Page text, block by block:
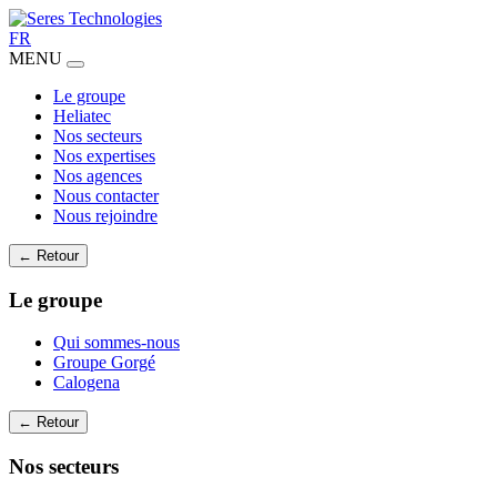
FR
MENU
Le groupe
Heliatec
Nos secteurs
Nos expertises
Nos agences
Nous contacter
Nous rejoindre
← Retour
Le groupe
Qui sommes-nous
Groupe Gorgé
Calogena
← Retour
Nos secteurs